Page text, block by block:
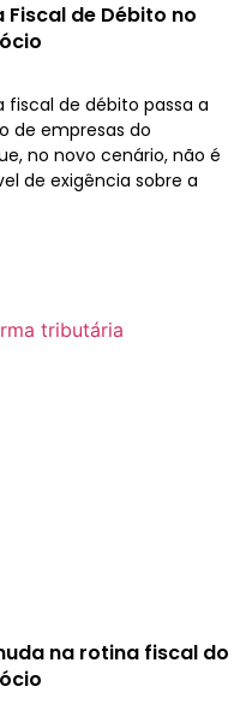
de Débito no
fiscal de débito passa a
de empresas do
no novo cenário, não é
de exigência sobre a
na rotina fiscal do